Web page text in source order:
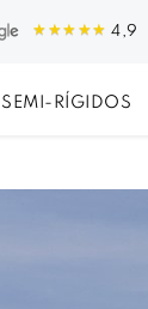
4,9
SEMI-RÍGIDOS